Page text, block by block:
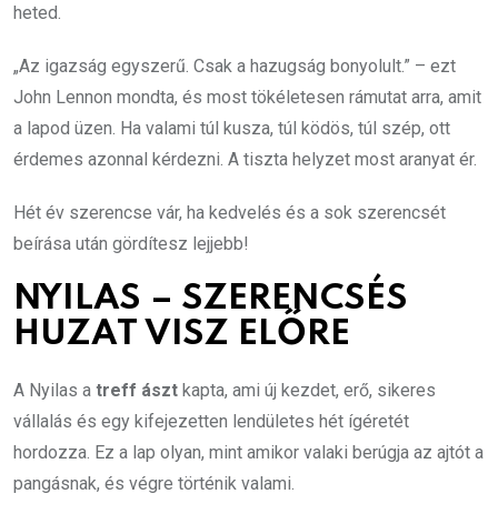
heted.
„Az igazság egyszerű. Csak a hazugság bonyolult.” – ezt
John Lennon mondta, és most tökéletesen rámutat arra, amit
a lapod üzen. Ha valami túl kusza, túl ködös, túl szép, ott
érdemes azonnal kérdezni. A tiszta helyzet most aranyat ér.
Hét év szerencse vár, ha kedvelés és a sok szerencsét
beírása után gördítesz lejjebb!
NYILAS – SZERENCSÉS
HUZAT VISZ ELŐRE
A Nyilas a treff ászt kapta, ami új kezdet, erő, sikeres
vállalás és egy kifejezetten lendületes hét ígéretét
hordozza. Ez a lap olyan, mint amikor valaki berúgja az ajtót a
pangásnak, és végre történik valami.